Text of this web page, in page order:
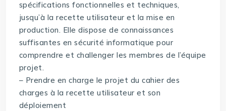
spécifications fonctionnelles et techniques,
jusqu’à la recette utilisateur et la mise en
production. Elle dispose de connaissances
suffisantes en sécurité informatique pour
comprendre et challenger les membres de l’équipe
projet.
– Prendre en charge le projet du cahier des
charges à la recette utilisateur et son
déploiement